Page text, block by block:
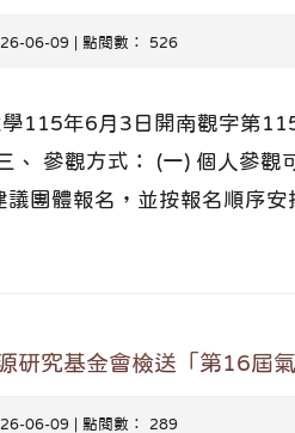
06-09 | 點閱數： 526
115年6月3日開南觀字第
、 參觀方式： (一) 個人參
議團體報名，並按報名順序
研究基金會檢送「第16屆
06-09 | 點閱數： 289